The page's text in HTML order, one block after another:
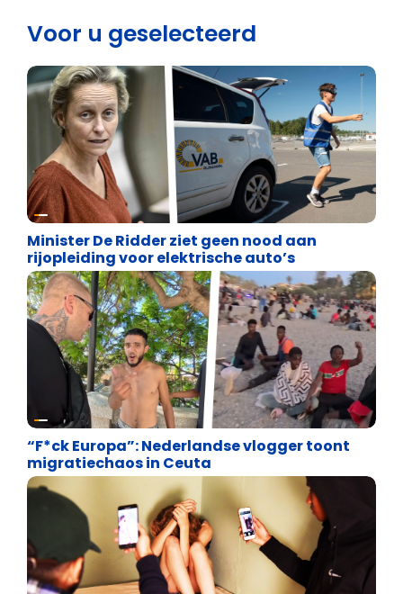
Voor u geselecteerd
Energie en transport
Minister De Ridder ziet geen nood aan
rijopleiding voor elektrische auto’s
Asiel en Migratie
“F*ck Europa”: Nederlandse vlogger toont
migratiechaos in Ceuta